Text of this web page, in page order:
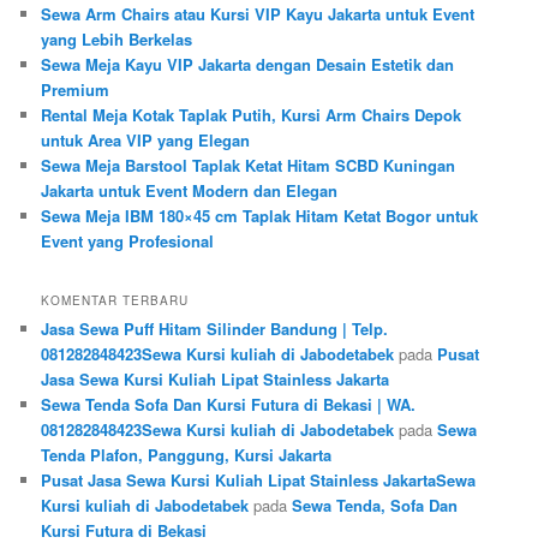
Sewa Arm Chairs atau Kursi VIP Kayu Jakarta untuk Event
yang Lebih Berkelas
Sewa Meja Kayu VIP Jakarta dengan Desain Estetik dan
Premium
Rental Meja Kotak Taplak Putih, Kursi Arm Chairs Depok
untuk Area VIP yang Elegan
Sewa Meja Barstool Taplak Ketat Hitam SCBD Kuningan
Jakarta untuk Event Modern dan Elegan
Sewa Meja IBM 180×45 cm Taplak Hitam Ketat Bogor untuk
Event yang Profesional
KOMENTAR TERBARU
Jasa Sewa Puff Hitam Silinder Bandung | Telp.
081282848423Sewa Kursi kuliah di Jabodetabek pada Pusat
Jasa Sewa Kursi Kuliah Lipat Stainless Jakarta
Sewa Tenda Sofa Dan Kursi Futura di Bekasi | WA.
081282848423Sewa Kursi kuliah di Jabodetabek padaSewa
Tenda Plafon, Panggung, Kursi Jakarta
Pusat Jasa Sewa Kursi Kuliah Lipat Stainless JakartaSewa
Kursi kuliah di Jabodetabek padaSewa Tenda, Sofa Dan
Kursi Futura di Bekasi